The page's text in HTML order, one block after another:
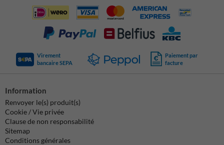
Virement
bancaire SEPA
Paiement par
facture
Information
Renvoyer le(s) produit(s)
Cookie / Vie privée
Clause de non responsabilité
Sitemap
Conditions générales